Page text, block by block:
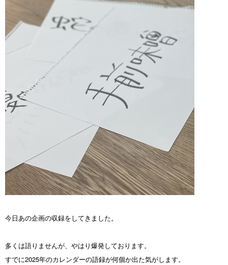
今日あの企画の収録をしてきました。
多くは語りませんが、やはり爆発しております。
すでに2025年のカレンダーの語録が何個か出た気がします。